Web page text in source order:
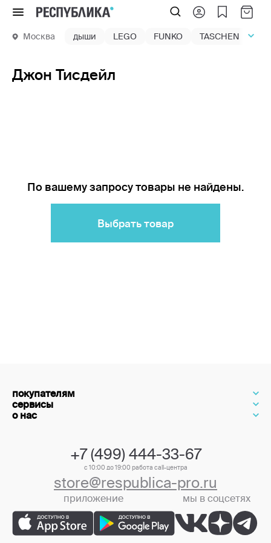
Меню
Москва дыши LEGO FUNKO TASCHEN
Джон Тисдейл
По вашему запросу товары не найдены.
Выбрать товар
покупателям
сервисы
о нас
+7 (499) 444-33-67
с 10:00 до 19:00 работа call-центра
store@respublica-pro.ru
приложение мы в соцсетях